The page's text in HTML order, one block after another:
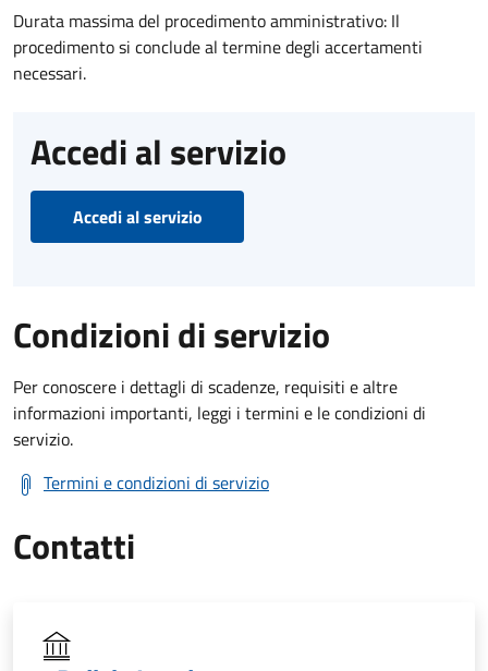
Durata massima del procedimento amministrativo: Il
procedimento si conclude al termine degli accertamenti
necessari.
Accedi al servizio
Accedi al servizio
Condizioni di servizio
Per conoscere i dettagli di scadenze, requisiti e altre
informazioni importanti, leggi i termini e le condizioni di
servizio.
Termini e condizioni di servizio
Contatti